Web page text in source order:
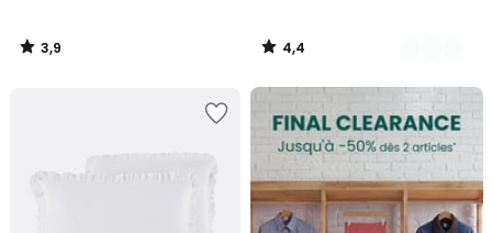
3,9
/
4,4
/
FINAL
CLEARANCE